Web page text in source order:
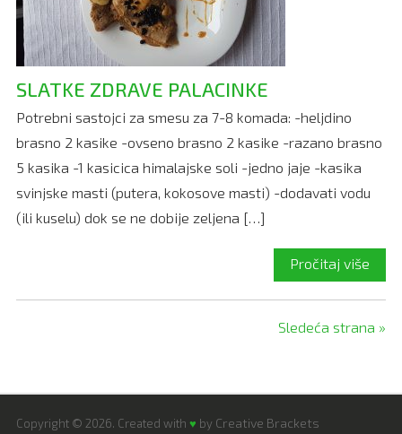
SLATKE ZDRAVE PALACINKE
Potrebni sastojci za smesu za 7-8 komada: -heljdino
brasno 2 kasike -ovseno brasno 2 kasike -razano brasno
5 kasika -1 kasicica himalajske soli -jedno jaje -kasika
svinjske masti (putera, kokosove masti) -dodavati vodu
(ili kuselu) dok se ne dobije zeljena […]
Pročitaj više
Sledeća strana »
Copyright © 2026. Created with ♥ by Creative Brackets